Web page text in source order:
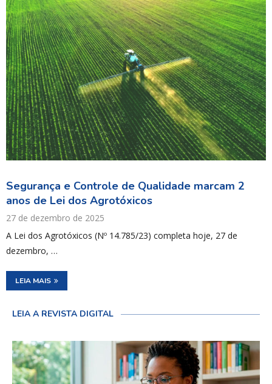
Segurança e Controle de Qualidade marcam 2
anos de Lei dos Agrotóxicos
27 de dezembro de 2025
A Lei dos Agrotóxicos (Nº 14.785/23) completa hoje, 27 de
dezembro, …
LEIA MAIS
LEIA A REVISTA DIGITAL